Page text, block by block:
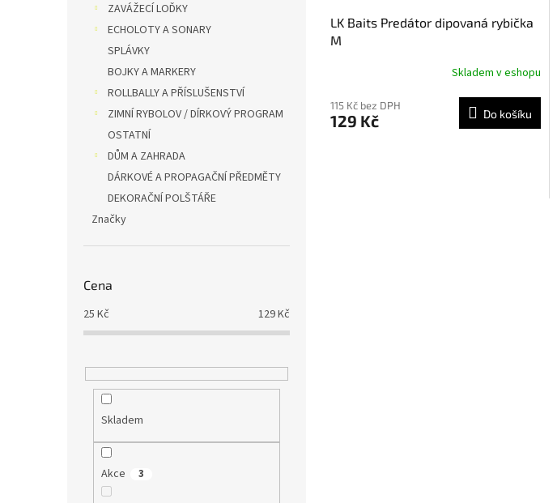
ZAVÁŽECÍ LOĎKY
ECHOLOTY A SONARY
SPLÁVKY
BOJKY A MARKERY
ROLLBALLY A PŘÍSLUŠENSTVÍ
ZIMNÍ RYBOLOV / DÍRKOVÝ PROGRAM
OSTATNÍ
DŮM A ZAHRADA
DÁRKOVÉ A PROPAGAČNÍ PŘEDMĚTY
DEKORAČNÍ POLŠTÁŘE
Značky
Cena
25 Kč 129Kč
Skladem
Akce 3
LK Baits Predátor dipovaná rybička
M
produktu
je
Skladem v eshopu
115 Kč bez DPH
129 Kč Do košíku